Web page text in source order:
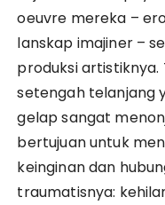
oeuvre mereka –
lanskap imajiner –
produksi
setengah telanjang
gelap sangat
bertujuan untuk
keinginan dan
traumatisnya: